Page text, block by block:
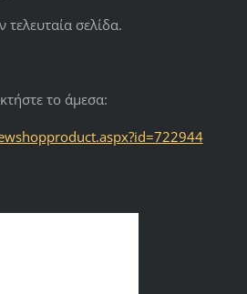
τελευταία σελίδα.
το άμεσα: